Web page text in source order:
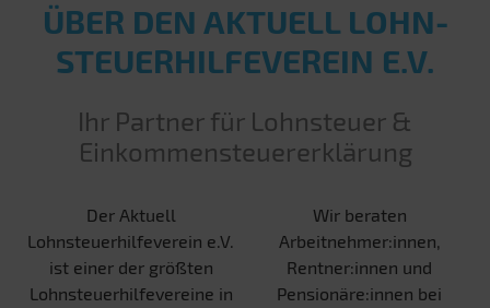
ÜBER DEN AKTUELL LOHN­
STEUER­HILFE­VEREIN E.V.
Ihr Partner für Lohnsteuer &
Einkommensteuererklärung
Der Aktuell
Lohnsteuerhilfeverein e.V.
ist einer der größten
Lohnsteuerhilfevereine in
Wir beraten
Arbeitnehmer:innen,
Rentner:innen und
Pensionäre:innen bei